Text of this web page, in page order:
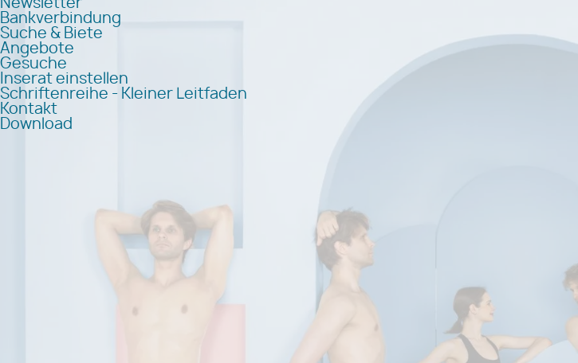
Newsletter
Bankverbindung
Suche & Biete
Angebote
Gesuche
Inserat einstellen
Schriftenreihe - Kleiner Leitfaden
Kontakt
Download